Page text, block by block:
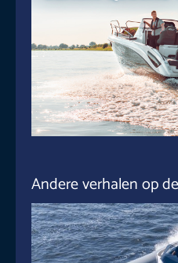
Andere verhalen op